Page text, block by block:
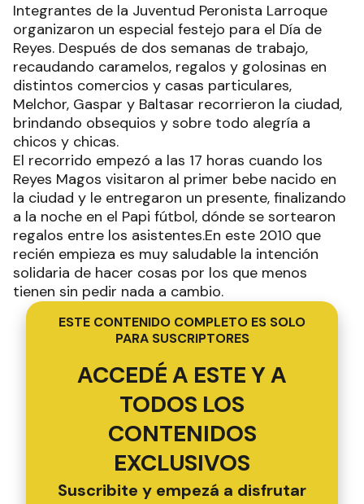
Integrantes de la Juventud Peronista Larroque
organizaron un especial festejo para el Día de
Reyes. Después de dos semanas de trabajo,
recaudando caramelos, regalos y golosinas en
distintos comercios y casas particulares,
Melchor, Gaspar y Baltasar recorrieron la ciudad,
brindando obsequios y sobre todo alegría a
chicos y chicas.
El recorrido empezó a las 17 horas cuando los
Reyes Magos visitaron al primer bebe nacido en
la ciudad y le entregaron un presente, finalizando
a la noche en el Papi fútbol, dónde se sortearon
regalos entre los asistentes.En este 2010 que
recién empieza es muy saludable la intención
solidaria de hacer cosas por los que menos
tienen sin pedir nada a cambio.
ESTE CONTENIDO COMPLETO ES SOLO
PARA SUSCRIPTORES
ACCEDÉ A ESTE Y A
TODOS LOS
CONTENIDOS
EXCLUSIVOS
Suscribite y empezá a disfrutar